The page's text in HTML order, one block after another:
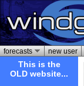
forecasts new user
This is the
OLD website...